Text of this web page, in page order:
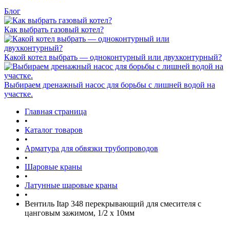
Блог
Как выбрать газовый котел?
Какой котел выбрать — одноконтурный или двухконтурный?
Выбираем дренажный насос для борьбы с лишней водой на
участке.
Главная страница
•
Каталог товаров
•
Арматура для обвязки трубопроводов
•
Шаровые краны
•
Латунные шаровые краны
•
Вентиль Itap 348 перекрывающий для смесителя с
цанговым зажимом, 1/2 x 10мм